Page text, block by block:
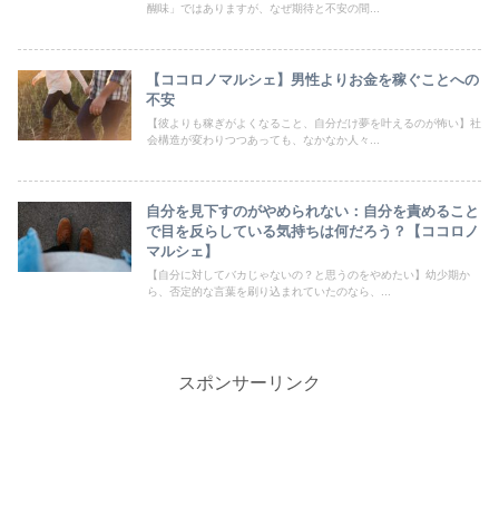
醐味」ではありますが、なぜ期待と不安の間...
【ココロノマルシェ】男性よりお金を稼ぐことへの
不安
【彼よりも稼ぎがよくなること、自分だけ夢を叶えるのが怖い】社
会構造が変わりつつあっても、なかなか人々...
自分を見下すのがやめられない：自分を責めること
で目を反らしている気持ちは何だろう？【ココロノ
マルシェ】
【自分に対してバカじゃないの？と思うのをやめたい】幼少期か
ら、否定的な言葉を刷り込まれていたのなら、...
スポンサーリンク